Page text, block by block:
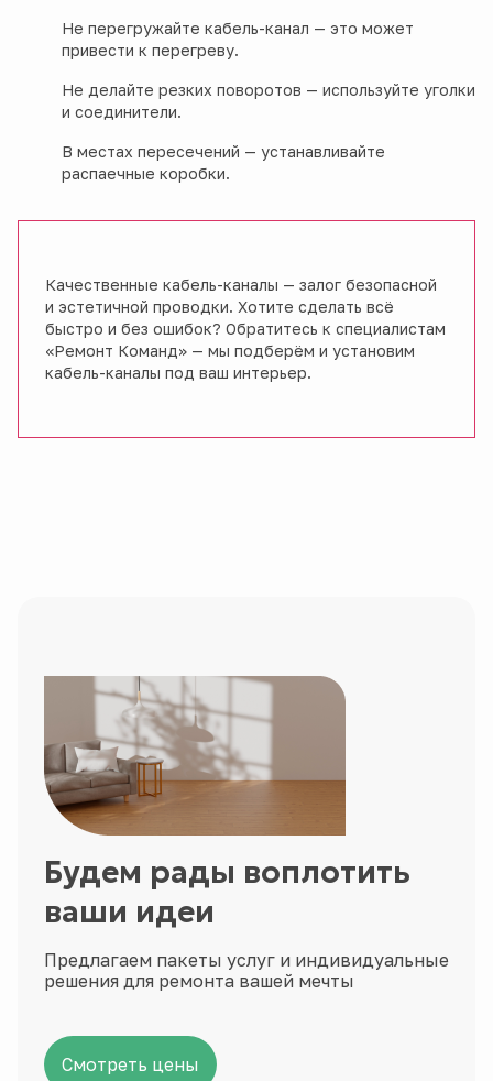
Не перегружайте кабель-канал — это может
привести к перегреву.
Не делайте резких поворотов — используйте уголки
и соединители.
В местах пересечений — устанавливайте
распаечные коробки.
Качественные кабель-каналы — залог безопасной
и эстетичной проводки. Хотите сделать всё
быстро и без ошибок? Обратитесь к специалистам
«Ремонт Команд» — мы подберём и установим
кабель-каналы под ваш интерьер.
Будем рады воплотить
ваши идеи
Предлагаем пакеты услуг и индивидуальные
решения для ремонта вашей мечты
Смотреть цены